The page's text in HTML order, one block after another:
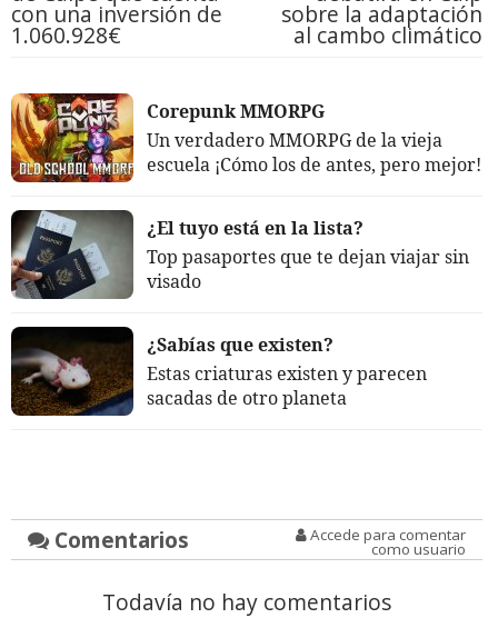
con una inversión de
1.060.928€
sobre la adaptación
al cambo climático
Corepunk MMORPG
Un verdadero MMORPG de la vieja
escuela ¡Cómo los de antes, pero mejor!
¿El tuyo está en la lista?
Top pasaportes que te dejan viajar sin
visado
¿Sabías que existen?
Estas criaturas existen y parecen
sacadas de otro planeta
Comentarios Accede para comentar
como usuario
Todavía no hay comentarios